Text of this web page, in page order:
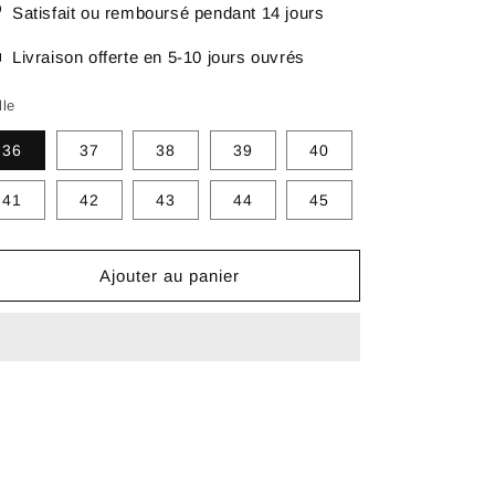
Satisfait ou remboursé pendant 14 jours
Livraison offerte en 5-10 jours ouvrés
36 37 38 39 40
41 42 43 44 45
Ajouter au panier